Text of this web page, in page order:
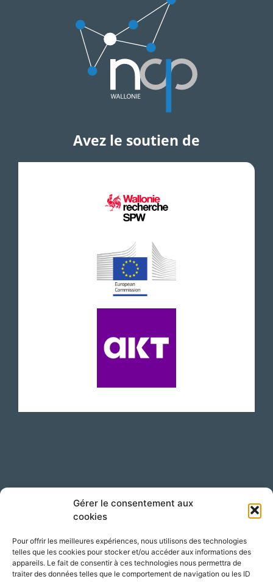
Gérer le consentement aux
cookies
Pour offrir les meilleures expériences, nous utilisons des technologies
telles que les cookies pour stocker et/ou accéder aux informations des
appareils. Le fait de consentir à ces technologies nous permettra de
traiter des données telles que le comportement de navigation ou les ID
Avez le soutien de
Suivez-nous sur LinkedIn !